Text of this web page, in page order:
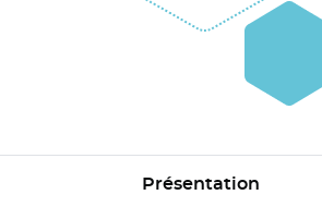
Présentation